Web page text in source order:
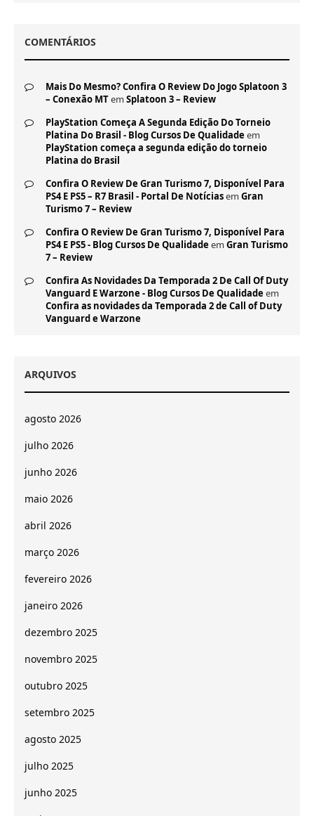
COMENTÁRIOS
Mais Do Mesmo? Confira O Review Do Jogo Splatoon 3
– Conexão MTem Splatoon 3 – Review
PlayStation Começa A Segunda Edição Do Torneio
Platina Do Brasil - Blog Cursos De Qualidade em
PlayStation começa a segunda edição do torneio
Platina do Brasil
Confira O Review De Gran Turismo 7, Disponível Para
PS4 E PS5 – R7 Brasil - Portal De Notíciasem Gran
Turismo 7 – Review
Confira O Review De Gran Turismo 7, Disponível Para
PS4 E PS5 - Blog Cursos De Qualidade em Gran Turismo
7 – Review
Confira As Novidades Da Temporada 2 De Call Of Duty
Vanguard E Warzone - Blog Cursos De Qualidade em
Confira as novidades da Temporada 2 de Call of Duty
Vanguard e Warzone
ARQUIVOS
agosto 2026
julho 2026
junho 2026
maio 2026
abril 2026
março 2026
fevereiro 2026
janeiro 2026
dezembro 2025
novembro 2025
outubro 2025
setembro 2025
agosto 2025
julho 2025
junho 2025